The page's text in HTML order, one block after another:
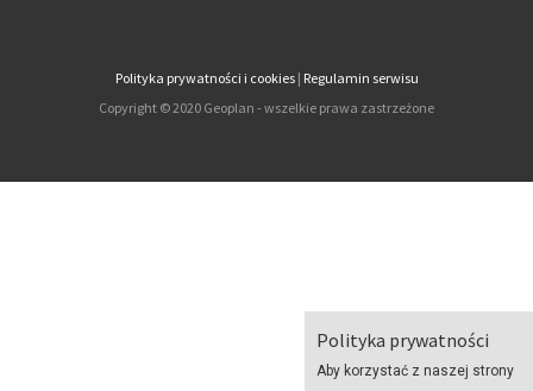
Polityka prywatności
Aby korzystać z naszej strony
Polityka prywatności i cookies| Regulamin serwisu
Copyright © 2020 Geoplan - wszelkie prawa zastrzeżone